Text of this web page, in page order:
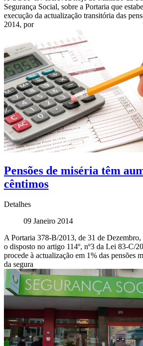
Segurança Social, sobre a Portaria que
execução da actualização transitória das
2014, por
Pensões de miséria têm
cêntimos
Detalhes
09 Janeiro 2014
A Portaria 378-B/2013, de 31 de
o disposto no artigo 114º, nº3 da Lei 83-C/
procede à actualização em 1% das pensões
da segura